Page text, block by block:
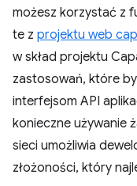
możesz korzystać z
te z projektu web
w skład projektu
zastosowań, które
interfejsom API
konieczne używanie
sieci umożliwia
złożoności, który